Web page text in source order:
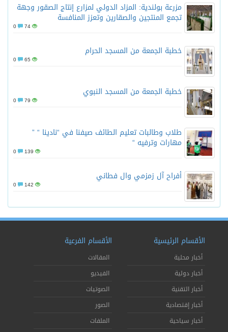
مزرعة بولندية: المزاد الدولي لمزارع إنتاج الصقور وجهة
تجمع المنتجين والصقارين وتعزز المنافسة
74
خطبة الجمعة من المسجد الحرام
65
خطبة الجمعة من المسجد النبوي
79
طلاب وطالبات تعليم الطائف صيفنا في “نادينا “ ”
مهارات وترفيه “
139
أفراح آل زمزمي وال فطاني
142
الأقسام الرئيسية
أخبار محلية
أخبار دولية
أخبار التقنية
أخبار إقتصادية
أخبار سياحية
الأقسام الفرعية
المقالات
الفيديو
الصوتيات
الصور
الملفات